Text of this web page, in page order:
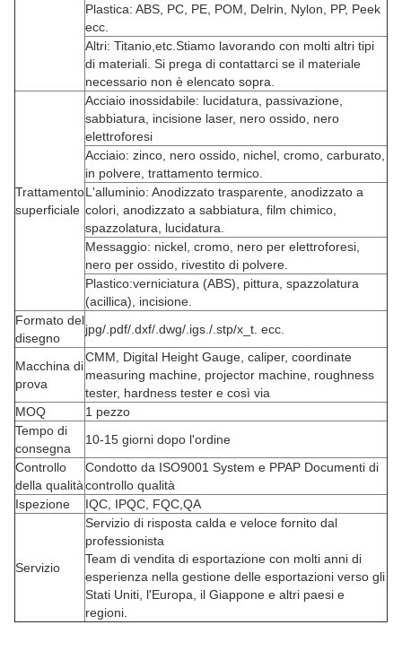
Plastica: ABS, PC, PE, POM, Delrin, Nylon, PP, Peek
ecc.
Altri: Titanio,etc.Stiamo lavorando con molti altri tipi
di materiali. Si prega di contattarci se il materiale
necessario non è elencato sopra.
Trattamento
superficiale
Acciaio inossidabile: lucidatura, passivazione,
sabbiatura, incisione laser, nero ossido, nero
elettroforesi
Acciaio: zinco, nero ossido, nichel, cromo, carburato,
in polvere, trattamento termico.
L'alluminio: Anodizzato trasparente, anodizzato a
colori, anodizzato a sabbiatura, film chimico,
spazzolatura, lucidatura.
Messaggio: nickel, cromo, nero per elettroforesi,
nero per ossido, rivestito di polvere.
Plastico:verniciatura (ABS), pittura, spazzolatura
(acillica), incisione.
Formato del
disegno
jpg/.pdf/.dxf/.dwg/.igs./.stp/x_t. ecc.
Macchina di
prova
CMM, Digital Height Gauge, caliper, coordinate
measuring machine, projector machine, roughness
tester, hardness tester e così via
MOQ
1 pezzo
Tempo di
consegna
10-15 giorni dopo l'ordine
Controllo
della qualità
Condotto da ISO9001 System e PPAP Documenti di
controllo qualità
Ispezione
IQC, IPQC, FQC,QA
Servizio
Servizio di risposta calda e veloce fornito dal
professionista
Team di vendita di esportazione con molti anni di
esperienza nella gestione delle esportazioni verso gli
Stati Uniti, l'Europa, il Giappone e altri paesi e
regioni.